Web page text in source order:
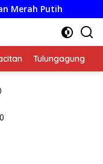
DPRD
Tulungagung